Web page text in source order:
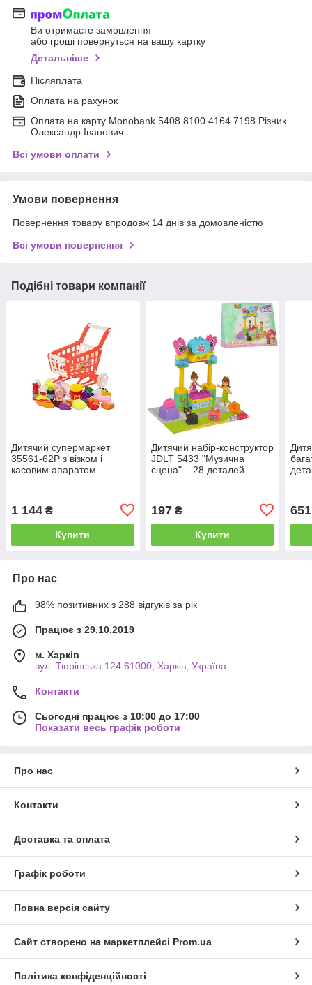
Ви отримаєте замовлення
або гроші повернуться на вашу картку
Детальніше
Післяплата
Оплата на рахунок
Оплата на карту Monobank 5408 8100 4164 7198 Різник
Олександр Іванович
Всі умови оплати
Умови повернення
Повернення товару впродовж 14 днів за домовленістю
Всі умови повернення
Подібні товари компанії
Дитячий супермаркет
35561-62P з візком і
касовим апаратом
1 144 ₴
Купити
Дитячий набір-конструктор
JDLT 5433 "Музична
сцена" – 28 деталей
197₴
Купити
651
Про нас
98% позитивних з 288 відгуків за рік
Працює з 29.10.2019
м. Харків
вул. Тюрінська 124 61000, Харків, Україна
Контакти
Сьогодні працює з 10:00 до 17:00
Показати весь графік роботи
Про нас
Контакти
Доставка та оплата
Графік роботи
Повна версія сайту
Сайт створено на маркетплейсі Prom.ua
Політика конфіденційності